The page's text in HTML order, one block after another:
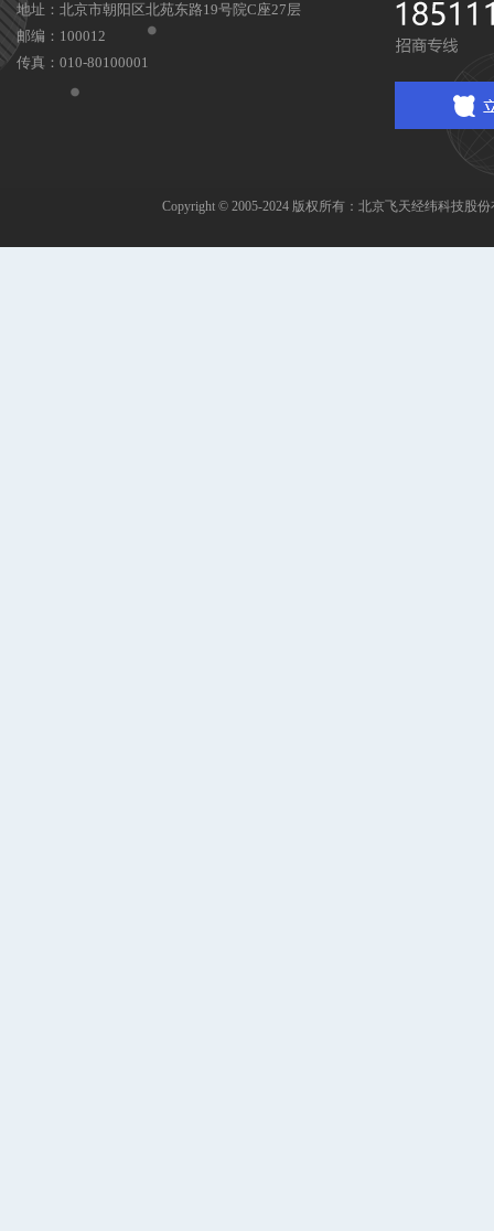
地址：北京市朝阳区北苑东路19号院C座27层
邮编：100012
传真：010-80100001
Copyright © 2005-2024 版权所有：北京飞天经纬科技股